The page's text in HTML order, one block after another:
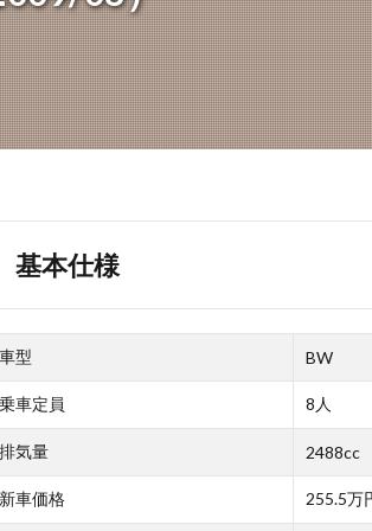
基本仕様
車型 BW
乗車定員 8人
排気量 2488cc
新車価格 255.5万